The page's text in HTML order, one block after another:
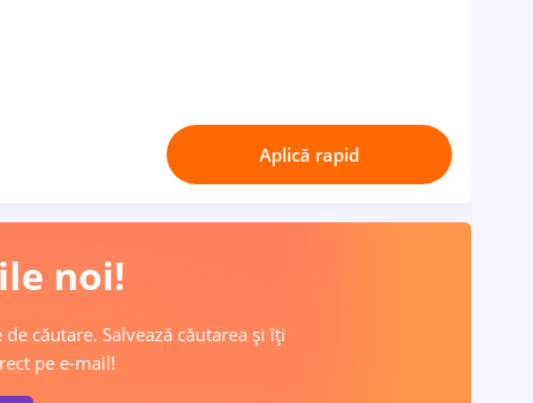
Aplică rapid
noi!
căutare. Salvează căutarea și îți
pe e-mail!